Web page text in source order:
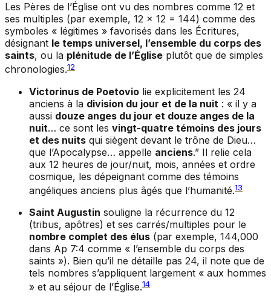
Les Pères de l’Église ont vu des nombres comme 12 et
ses multiples (par exemple, 12 × 12 = 144) comme des
symboles « légitimes » favorisés dans les Écritures,
désignant le temps universel, l’ensemble du corps des
saints, ou la plénitude de l’Église plutôt que de simples
chronologies.12
Victorinus de Poetovio lie explicitement les 24
anciens à la division du jour et de la nuit : « il y a
aussi douze anges du jour et douze anges de la
nuit… ce sont les vingt-quatre témoins des jours
et des nuits qui siègent devant le trône de Dieu…
que l’Apocalypse… appelle anciens.” Il relie cela
aux 12 heures de jour/nuit, mois, années et ordre
cosmique, les dépeignant comme des témoins
angéliques anciens plus âgés que l’humanité.13
Saint Augustin souligne la récurrence du 12
(tribus, apôtres) et ses carrés/multiples pour le
nombre complet des élus (par exemple, 144,000
dans Ap 7:4 comme « l’ensemble du corps des
saints »). Bien qu’il ne détaille pas 24, il note que de
tels nombres s’appliquent largement « aux hommes
» et au séjour de l’Église.14